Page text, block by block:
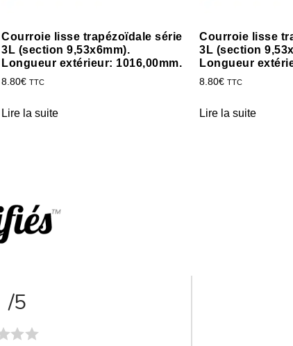
Courroie lisse trapézoïdale série
3L (section 9,53x6mm).
Longueur extérieur: 1016,00mm.
8.80€ TTC
Lire la suite
Courroie lisse
3L (section
Longueur
8.80€ TTC
Lire la suite
/5